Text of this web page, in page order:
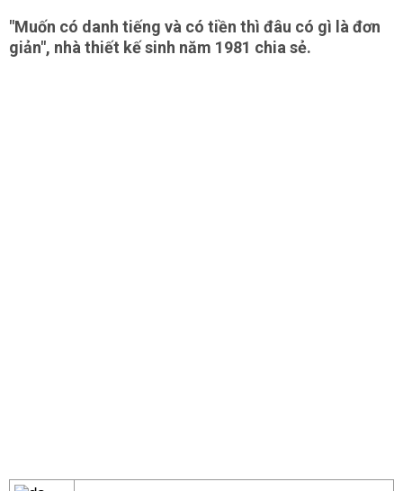
"Muốn có danh tiếng và có tiền thì đâu có gì là đơn
giản", nhà thiết kế sinh năm 1981 chia sẻ.